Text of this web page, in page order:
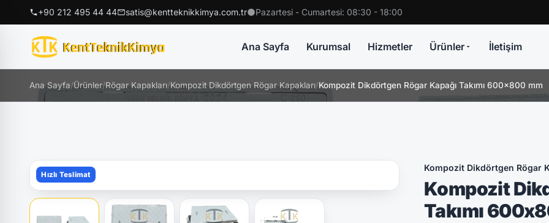
+90 212 495 44 44 satis@kentteknikkimya.com.tr Pazartesi - Cumartesi: 08:30 - 18:00
Ana Sayfa Kurumsal Hizmetler Ürünler İletişim
Ana Sayfa/Ürünler/Rögar Kapakları/Kompozit Dikdörtgen Rögar Kapakları/Kompozit Dikdörtgen Rögar Kapağı Takımı 600x800 mm
Hızlı Teslimat
Kompozit Dikdörtgen Rögar
Kompozit
Takımı